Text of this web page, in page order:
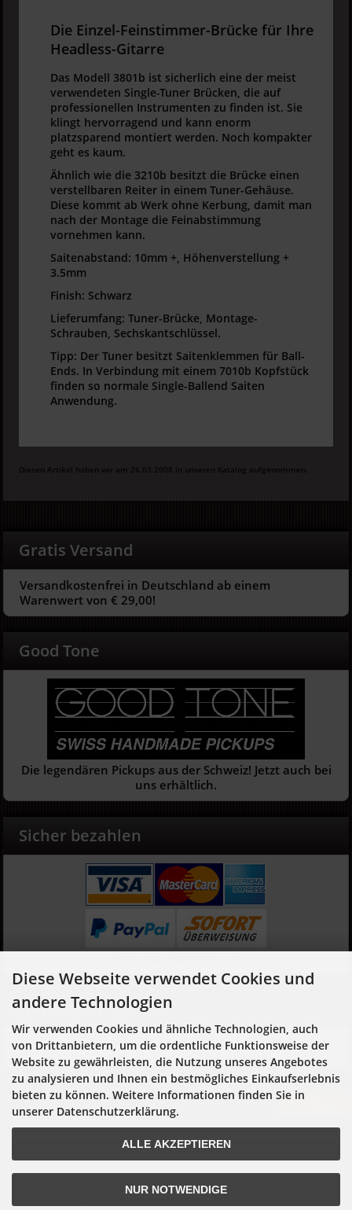
Die Einzel-Feinstimmer-Brücke für Ihre
Headless-Gitarre
Das Modell 3801b ist sicherlich eine der meist
verwendeten Single-Tuner Brücken, die auf
professionellen Instrumenten zu finden ist. Sie
klingt hervorragend und kann enorm
platzsparend montiert werden. Noch kompakter
geht es kaum.
Ähnlich wie die 3210b besitzt die Brücke einen
verstellbaren Reiter in einem Tuner-Gehäuse.
Diese kommt ab Werk ohne Kerbung, damit man
nach der Montage die Feinabstimmung
vornehmen kann.
Saitenabstand: 10mm +, Höhenverstellung +
3.5mm
Finish: Schwarz
Lieferumfang: Tuner-Brücke, Montage-
Schrauben, Sechskantschlüssel.
Tipp: Der Tuner besitzt Saitenklemmen für Ball-
Ends. In Verbindung mit einem 7010b Kopfstück
finden so normale Single-Ballend Saiten
Anwendung.
Diesen Artikel haben wir am 26.03.2008 in unseren Katalog aufgenommen.
Gratis Versand
Versandkostenfrei in Deutschland ab einem
Warenwert von € 29,00!
Good Tone
Die legendären Pickups aus der Schweiz! Jetzt auch bei
uns erhältlich.
Sicher bezahlen
Newsletter
Hier geht es zur Newsletter-An- und Abmeldung
Anmelden
Datenschutzerklärung
Diese Webseite verwendet Cookies und
andere Technologien
Wir verwenden Cookies und ähnliche Technologien, auch
von Drittanbietern, um die ordentliche Funktionsweise der
Website zu gewährleisten, die Nutzung unseres Angebotes
zu analysieren und Ihnen ein bestmögliches Einkaufserlebnis
bieten zu können. Weitere Informationen finden Sie in
unserer Datenschutzerklärung.
ALLE AKZEPTIEREN
NUR NOTWENDIGE